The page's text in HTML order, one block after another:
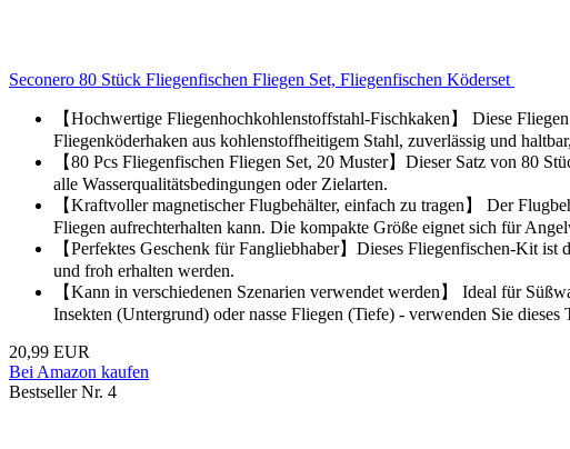
Seconero 80 Stück Fliegenfischen Fliegen Set, Fliegenfischen Köderset
【Hochwertige Fliegenhochkohlenstoffstahl-Fischkaken】 Diese
Fliegenköderhaken aus kohlenstoffheitigem Stahl, zuverlässig und
【80 Pcs Fliegenfischen Fliegen Set, 20 Muster】Dieser Satz von 80
alle Wasserqualitätsbedingungen oder Zielarten.
【Kraftvoller magnetischer Flugbehälter, einfach zu tragen】 Der
Fliegen aufrechterhalten kann. Die kompakte Größe eignet sich für
【Perfektes Geschenk für Fangliebhaber】Dieses Fliegenfischen-Kit
und froh erhalten werden.
【Kann in verschiedenen Szenarien verwendet werden】 Ideal für
Insekten (Untergrund) oder nasse Fliegen (Tiefe) - verwenden Sie
20,99 EUR
Bei Amazon kaufen
Bestseller Nr. 4